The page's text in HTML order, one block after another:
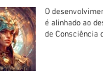
O
é alinhado ao
de Consciência